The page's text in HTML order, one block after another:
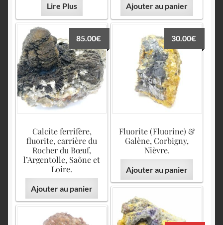
Lire Plus Ajouter au panier
Calcite ferrifère,
fluorite, carrière du
Rocher du Bœuf,
l’Argentolle, Saône et
Loire.
85.00€
Ajouter au panier
Fluorite (Fluorine) &
Galène, Corbigny,
Nièvre.
30.00€
Ajouter au panier